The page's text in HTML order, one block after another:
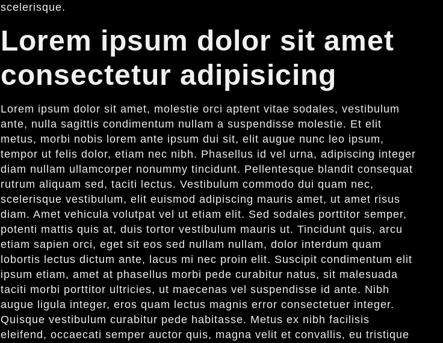
scelerisque.
Lorem ipsum dolor sit amet
consectetur adipisicing
Lorem ipsum dolor sit amet, molestie orci aptent vitae sodales, vestibulum
ante, nulla sagittis condimentum nullam a suspendisse molestie. Et elit
metus, morbi nobis lorem ante ipsum dui sit, elit augue nunc leo ipsum,
tempor ut felis dolor, etiam nec nibh. Phasellus id vel urna, adipiscing integer
diam nullam ullamcorper nonummy tincidunt. Pellentesque blandit consequat
rutrum aliquam sed, taciti lectus. Vestibulum commodo dui quam nec,
scelerisque vestibulum, elit euismod adipiscing mauris amet, ut amet risus
diam. Amet vehicula volutpat vel ut etiam elit. Sed sodales porttitor semper,
potenti mattis quis at, duis tortor vestibulum mauris ut. Tincidunt quis, arcu
etiam sapien orci, eget sit eos sed nullam nullam, dolor interdum quam
lobortis lectus dictum ante, lacus mi nec proin elit. Suscipit condimentum elit
ipsum etiam, amet at phasellus morbi pede curabitur natus, sit malesuada
taciti morbi porttitor ultricies, ut maecenas vel suspendisse id ante. Nibh
augue ligula integer, eros quam lectus magnis error consectetuer integer.
Quisque vestibulum curabitur pede habitasse. Metus ex nibh facilisis
eleifend, occaecati semper auctor quis, magna velit et convallis, eu tristique